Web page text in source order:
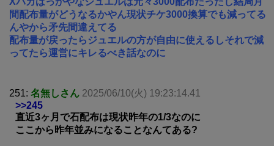
間配布量がどうなるかやん現状チケ3000換算でも減ってる
んやから矛先間違えてる
配布量が戻ったらジュエルの方が自由に使えるしそれで減
ってたら運営にキレるべき話なのに
251: 名無しさん 2025/06/10(火) 19:23:14.41
>>245
直近3ヶ月で石配布は現状昨年の1/3なのに
ここから昨年並みになることなんてある?